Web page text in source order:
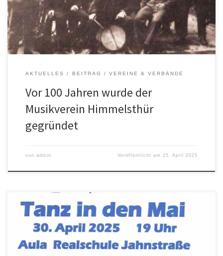
Christus-Gemeinde Moritzberg im Gasthof Kreuzkam (heute Zum
Osterberg), […]
AKTUELLES BEITRAG VEREINE & VERBÄNDE
Vor 100 Jahren wurde der
Musikverein Himmelsthür
gegründet
von admin Veröffentlicht am25. April 2025
Ein besonderes Jubiläum wirft seine Schatten voraus: Der
Musikverein Himmelsthür lädt am Mittwoch, dem 30. April 2025,
zum festlichen „Tanz in den Mai“ ein – und feiert damit zugleich